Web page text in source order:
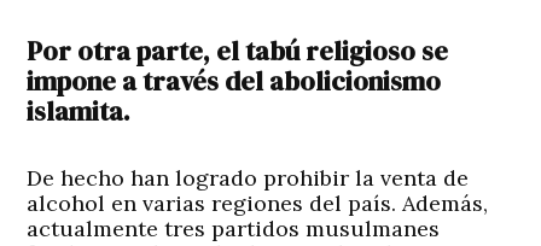
Por otra parte, el tabú religioso se
impone a través del abolicionismo
islamita.
De hecho han logrado prohibir la venta de
alcohol en varias regiones del país. Además,
actualmente tres partidos musulmanes